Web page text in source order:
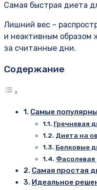
Самая быстрая диета
Лишний вес –
и неактивным образом
за считанные дни.
Содержание
Самые
Гречневая
Диета на
Белковые
Фасолевая
Самая простая
Идеальное